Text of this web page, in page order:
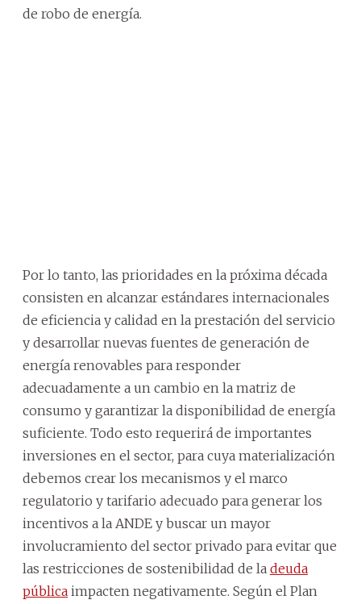
de robo de energía.
Por lo tanto, las prioridades en la próxima década
consisten en alcanzar estándares internacionales
de eficiencia y calidad en la prestación del servicio
y desarrollar nuevas fuentes de generación de
energía renovables para responder
adecuadamente a un cambio en la matriz de
consumo y garantizar la disponibilidad de energía
suficiente. Todo esto requerirá de importantes
inversiones en el sector, para cuya materialización
debemos crear los mecanismos y el marco
regulatorio y tarifario adecuado para generar los
incentivos a la ANDE y buscar un mayor
involucramiento del sector privado para evitar que
las restricciones de sostenibilidad de la deuda
pública impacten negativamente. Según el Plan